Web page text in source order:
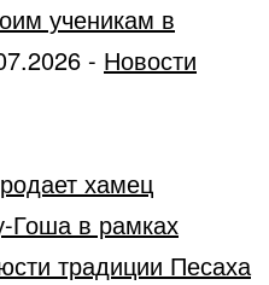
ученикам в
- Новости
хамец
Гоша в рамках
традиции Песаха